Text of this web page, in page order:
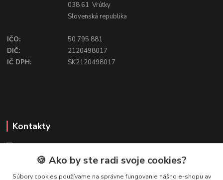
038 61 Vrútky
Slovenská republika
IČO:
50 795 881
DIČ:
2120498017
IČ DPH:
SK2120498017
Kontakty
FIREFLY SHOP🍪 Ako by ste radi svoje cookies?
Súbory cookies používame na správne fungovanie nášho e-shopu av